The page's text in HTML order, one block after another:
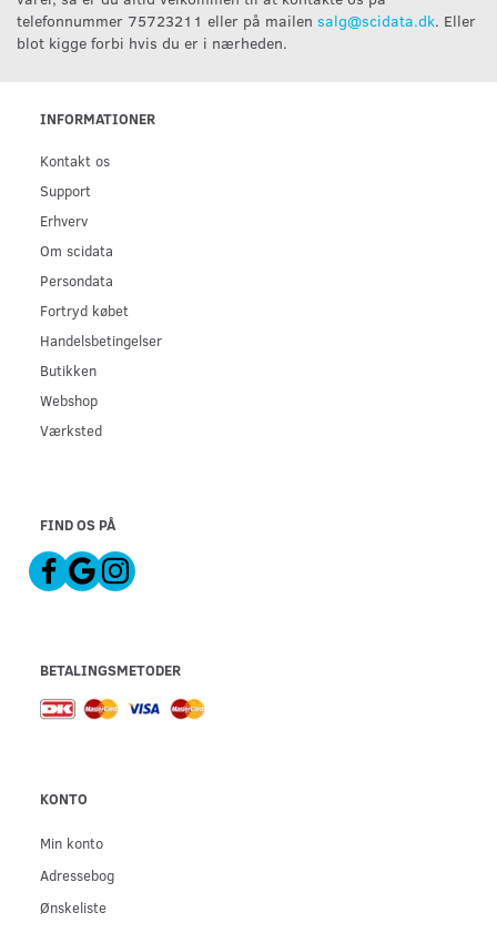
telefonnummer 75723211 eller på mailen salg@scidata.dk. Eller
blot kigge forbi hvis du er i nærheden.
INFORMATIONER
Kontakt os
Support
Erhverv
Om scidata
Persondata
Fortryd købet
Handelsbetingelser
Butikken
Webshop
Værksted
FIND OS PÅ
BETALINGSMETODER
KONTO
Min konto
Adressebog
Ønskeliste